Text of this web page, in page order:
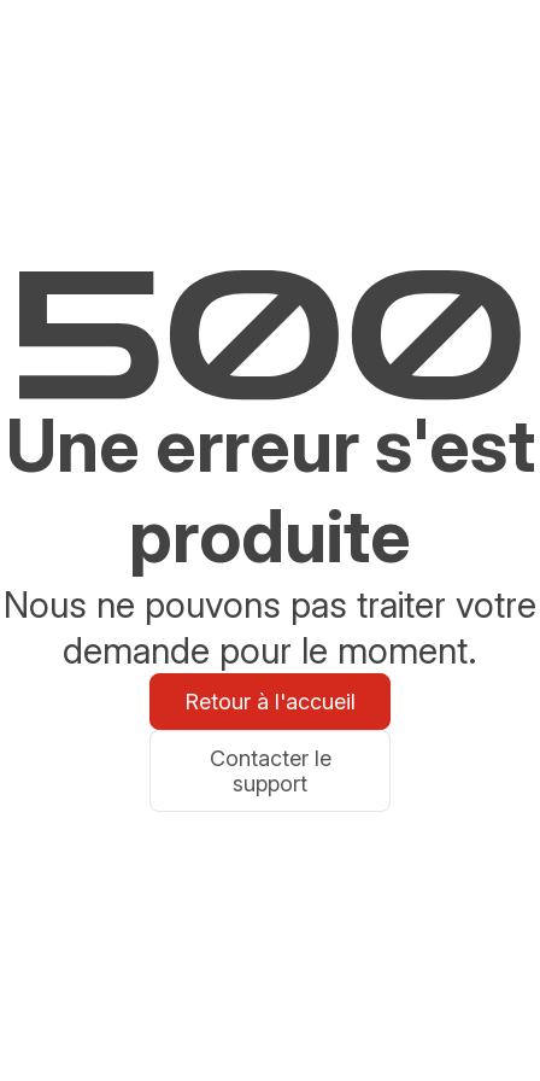
Une erreur s'est
produite
Nous ne pouvons pas traiter votre
demande pour le moment.
Retour à l'accueil
Contacter le
support